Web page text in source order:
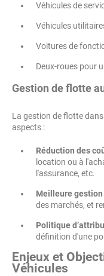
Véhicules de
Véhicules
Voitures de
Deux-roues pour
Gestion de flotte
La gestion de flotte
aspects :
Réduction des
location ou à
l'assurance, etc.
Meilleure
des marchés, et
Politique
définition d'une
Enjeux et
Véhicules